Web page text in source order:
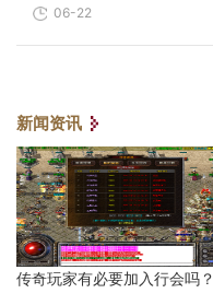
06-22
新闻资讯
传奇玩家有必要加入行会吗？